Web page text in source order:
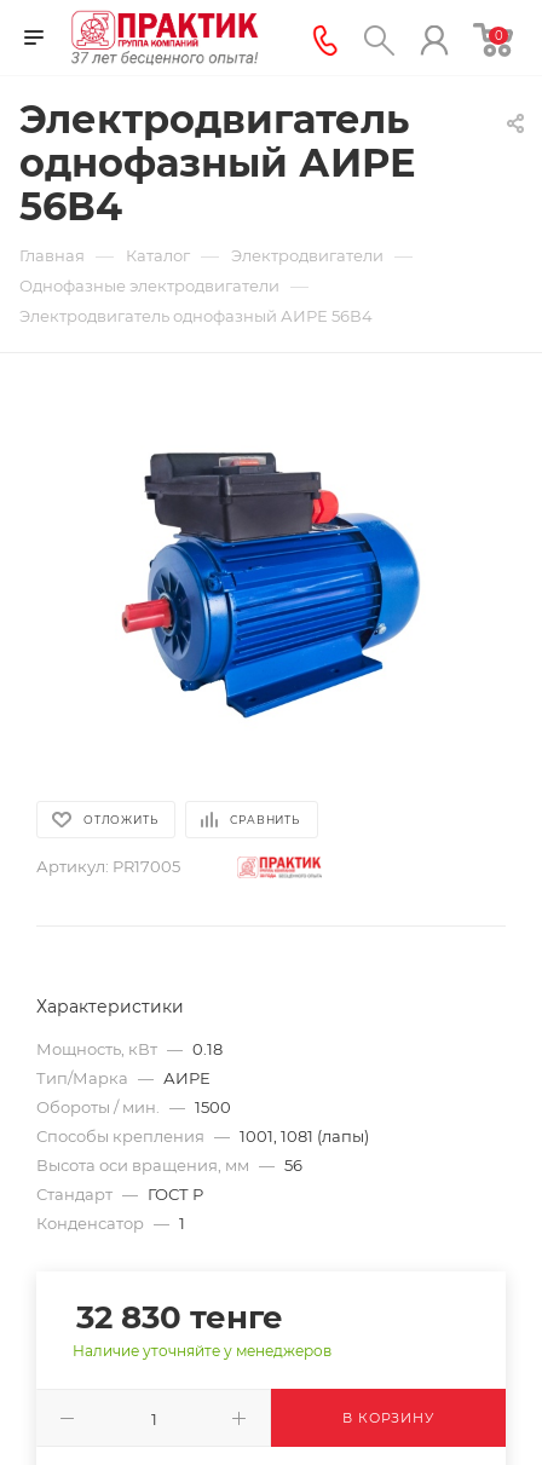
0
Электродвигатель
однофазный АИРЕ
56В4
Главная — Каталог — Электродвигатели —
Однофазные электродвигатели —
Электродвигатель однофазный АИРЕ 56В4
ОТЛОЖИТЬ СРАВНИТЬ
Артикул: PR17005
Характеристики
Мощность, кВт — 0.18
Тип/Марка — АИРЕ
Обороты / мин.
— 1500
Способы крепления — 1001, 1081 (лапы)
Высота оси вращения, мм — 56
Стандарт — ГОСТ Р
Конденсатор — 1
32 830 тенге
Наличие уточняйте у менеджеров
В КОРЗИНУ